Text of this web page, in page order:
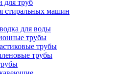
для труб
стиральных машин
для воды
трубы
трубы
трубы